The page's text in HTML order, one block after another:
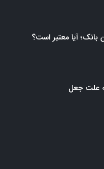
آیا معتبر است؟
علت جعل